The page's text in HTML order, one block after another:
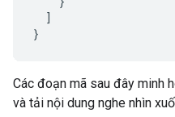
]
}
Các đoạn mã sau đây minh
và tải nội dung nghe nhìn